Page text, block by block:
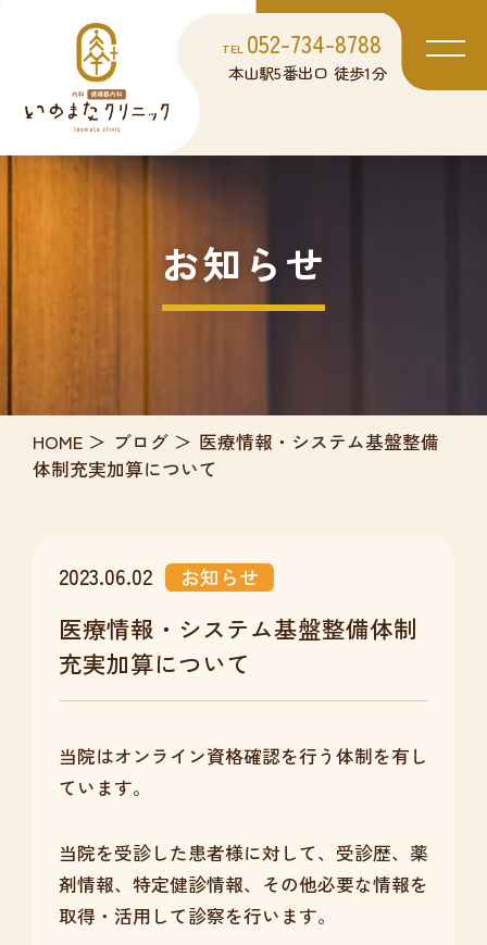
TEL 052-734-8788
本山駅5番出口 徒歩1分
お知らせ
HOME ブログ
医療情報・システム基盤整備
体制充実加算について
2023.06.02 お知らせ
医療情報・システム基盤整備体制
充実加算について
当院はオンライン資格確認を行う体制を有し
ています。
当院を受診した患者様に対して、受診歴、薬
剤情報、特定健診情報、その他必要な情報を
取得・活用して診察を行います。